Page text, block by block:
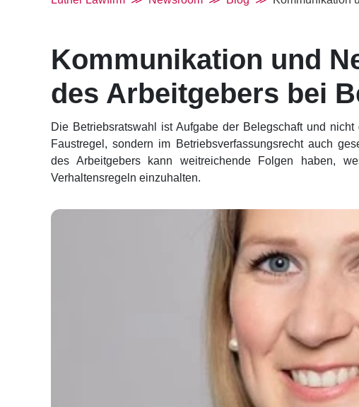
Kommunikation und
des Arbeitgebers bei
Die Betriebsratswahl ist Aufgabe der Belegschaft und
Faustregel, sondern im Betriebsverfassungsrecht auch
des Arbeitgebers kann weitreichende Folgen haben,
Verhaltensregeln einzuhalten.